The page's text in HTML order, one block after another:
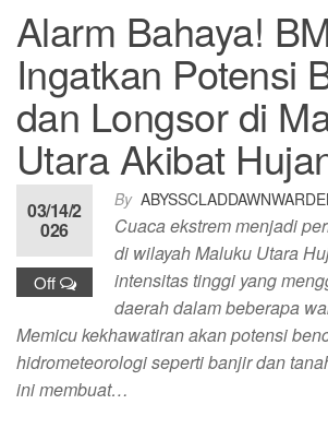
Alarm Bahaya!
Ingatkan Potensi
dan Longsor di
Utara Akibat
By
03/14/2
026
Off
Cuaca ekstrem menjadi
di wilayah Maluku Utara
intensitas tinggi yang
daerah dalam beberapa
Memicu kekhawatiran akan potensi
hidrometeorologi seperti banjir dan
ini membuat…